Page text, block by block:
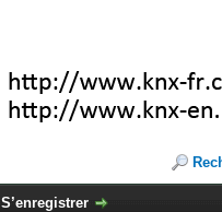
S’enregistrer